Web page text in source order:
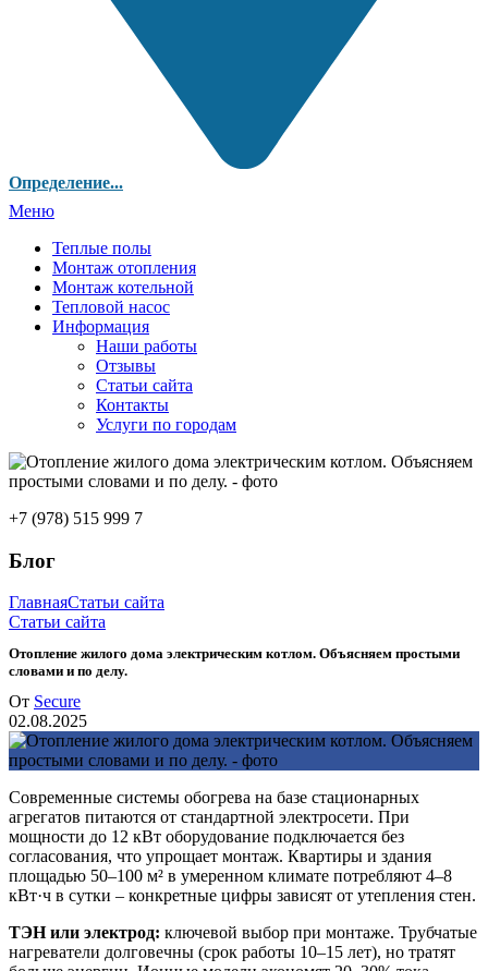
Определение...
Меню
Теплые полы
Монтаж отопления
Монтаж котельной
Тепловой насос
Информация
Наши работы
Отзывы
Статьи сайта
Контакты
Услуги по городам
+7 (978) 515 999 7
Блог
ГлавнаяСтатьи сайта
Статьи сайта
Отопление жилого дома электрическим котлом. Объясняем простыми
словами и по делу.
От Secure
02.08.2025
Современные системы обогрева на базе стационарных
агрегатов питаются от стандартной электросети. При
мощности до 12 кВт оборудование подключается без
согласования, что упрощает монтаж. Квартиры и здания
площадью 50–100 м² в умеренном климате потребляют 4–8
кВт·ч в сутки – конкретные цифры зависят от утепления стен.
ТЭН или электрод: ключевой выбор при монтаже. Трубчатые
нагреватели долговечны (срок работы 10–15 лет), но тратят